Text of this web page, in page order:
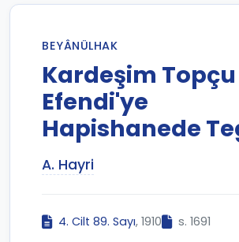
BEYÂNÜLHAK
Kardeşim
Efendi'ye
Hapishanede
A. Hayri
4. Cilt 89. Sayı, 1910 s. 1691